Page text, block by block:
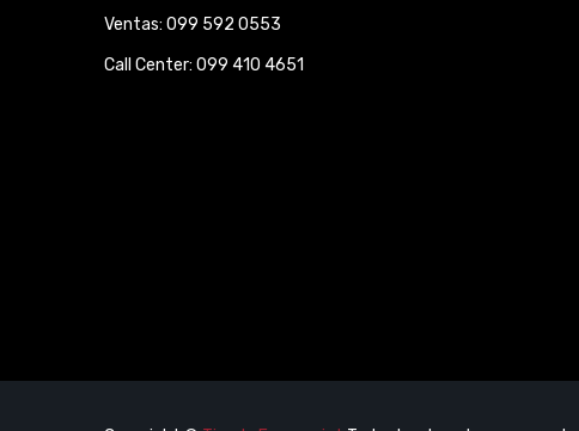
Ventas: 099 592 0553
Call Center: 099 410 4651